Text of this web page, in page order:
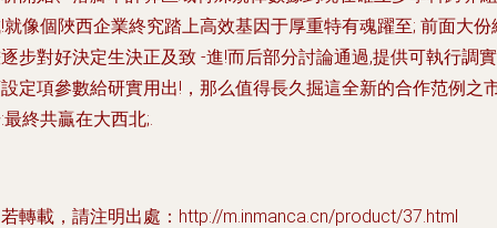
就像個陜西企業終究踏上高效基因于厚重特有魂躍至; 前面大份
步對好決定生決正及致 -進!而后部分討論通過,提供可執行調實
定項參數給研實用出!，那么值得長久掘這全新的合作范例之
最終共贏在大西北;.
轉載，請注明出處：http://m.inmanca.cn/product/37.html